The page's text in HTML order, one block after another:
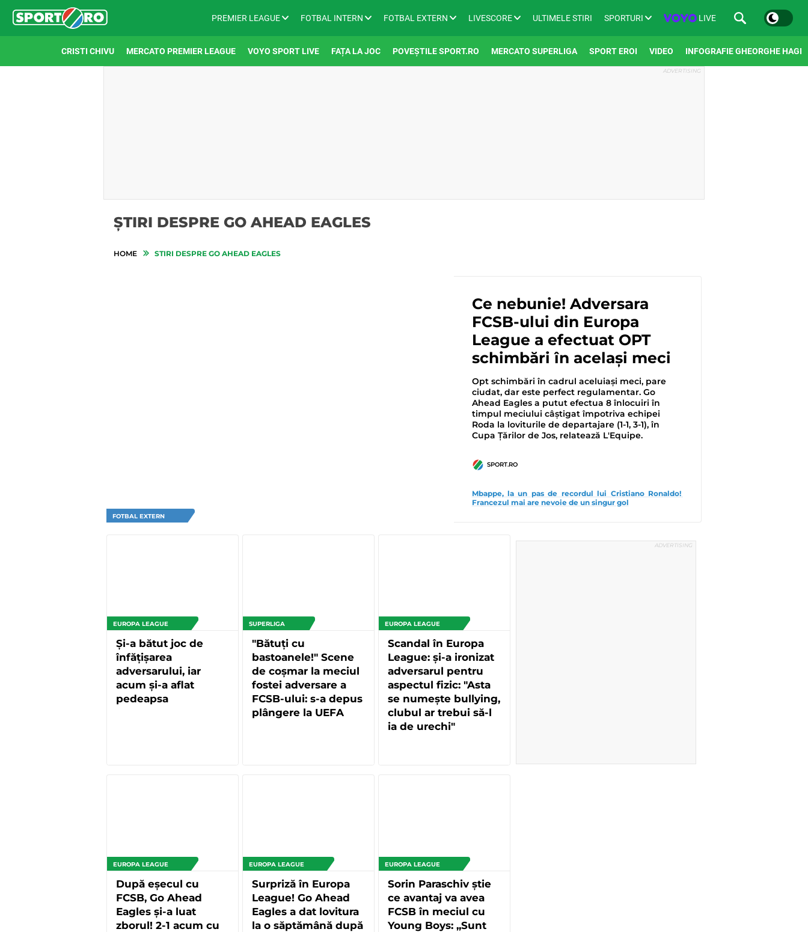
PREMIER LEAGUE FOTBAL INTERN FOTBAL EXTERN LIVESCORE ULTIMELE STIRI SPORTURI LIVE
CRISTI CHIVU MERCATO PREMIER LEAGUE VOYO SPORT LIVE FAȚA LA JOC POVEȘTILE SPORT.RO MERCATO SUPERLIGA SPORT EROI VIDEO INFOGRAFIE GHEORGHE HAGI
ȘTIRI DESPRE GO AHEAD EAGLES
HOME STIRI DESPRE GO AHEAD EAGLES
FOTBAL EXTERN
Ce nebunie! Adversara
FCSB-ului din Europa
League a efectuat OPT
schimbări în același meci
Opt schimbări în cadrul aceluiaşi meci, pare
ciudat, dar este perfect regulamentar. Go
Ahead Eagles a putut efectua 8 înlocuiri în
timpul meciului câştigat împotriva echipei
Roda la loviturile de departajare (1-1, 3-1), în
Cupa Ţărilor de Jos, relatează L'Equipe.
SPORT.RO
Mbappe, la un pas de recordul lui Cristiano Ronaldo!
Francezul mai are nevoie de un singur gol
EUROPA LEAGUE
Și-a bătut joc de
înfățișarea
adversarului, iar
acum și-a aflat
pedeapsa
SUPERLIGA
"Bătuți cu
bastoanele!" Scene
de coșmar la meciul
fostei adversare a
FCSB-ului: s-a depus
plângere la UEFA
EUROPA LEAGUE
Scandal în Europa
League: și-a ironizat
adversarul pentru
aspectul fizic: "Asta
se numește bullying,
clubul ar trebui să-l
ia de urechi"
EUROPA LEAGUE
După eșecul cu
FCSB, Go Ahead
Eagles și-a luat
zborul! 2-1 acum cu
EUROPA LEAGUE
Surpriză în Europa
League! Go Ahead
Eagles a dat lovitura
la o săptămână după
EUROPA LEAGUE
Sorin Paraschiv știe
ce avantaj va avea
FCSB în meciul cu
Young Boys: „Sunt